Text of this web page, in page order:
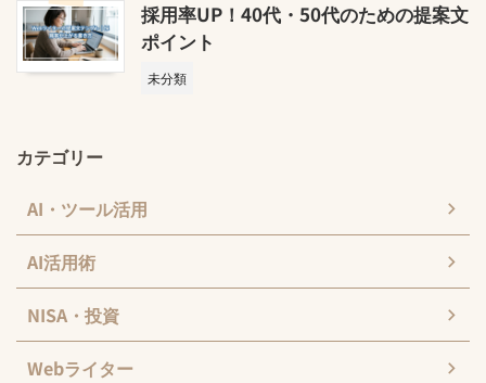
採用率UP！40代・50代のための提案文
ポイント
未分類
カテゴリー
AI・ツール活用
AI活用術
NISA・投資
Webライター